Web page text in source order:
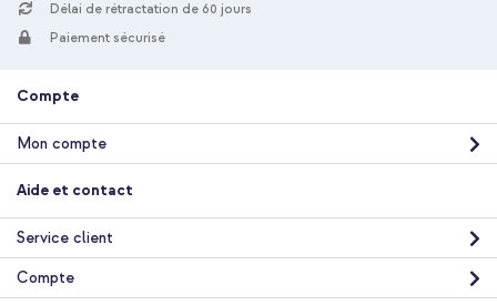
Délai de rétractation de 60 jours
Paiement sécurisé
Compte
Mon compte
Aide et contact
Service client
Compte